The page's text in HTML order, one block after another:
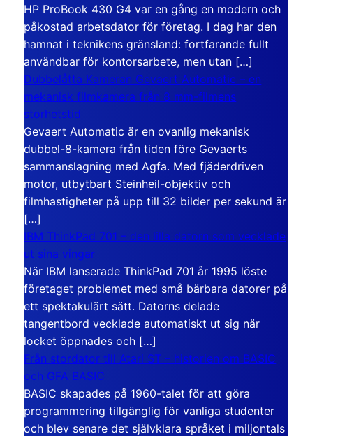
HP ProBook 430 G4 var en gång en modern och
påkostad arbetsdator för företag. I dag har den
hamnat i teknikens gränsland: fortfarande fullt
användbar för kontorsarbete, men utan […]
Dubbelåtta Kameran Gevaert Automatic – en
mekanisk filmkamera från 8 mm-filmens
storhetstid
Gevaert Automatic är en ovanlig mekanisk
dubbel-8-kamera från tiden före Gevaerts
sammanslagning med Agfa. Med fjäderdriven
motor, utbytbart Steinheil-objektiv och
filmhastigheter på upp till 32 bilder per sekund är
[…]
IBM ThinkPad 701 – den lilla datorn som vecklade
ut sina vingar
När IBM lanserade ThinkPad 701 år 1995 löste
företaget problemet med små bärbara datorer på
ett spektakulärt sätt. Datorns delade
tangentbord vecklade automatiskt ut sig när
locket öppnades och […]
Från stordator till Atari ST – historien om BASIC
och GFA BASIC
BASIC skapades på 1960-talet för att göra
programmering tillgänglig för vanliga studenter
och blev senare det självklara språket i miljontals